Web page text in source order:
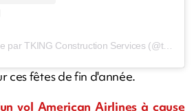
Une publication partagée par TKING Construction Services (@tking_cs)
ces fêtes de fin d'année.
vol American Airlines à cause